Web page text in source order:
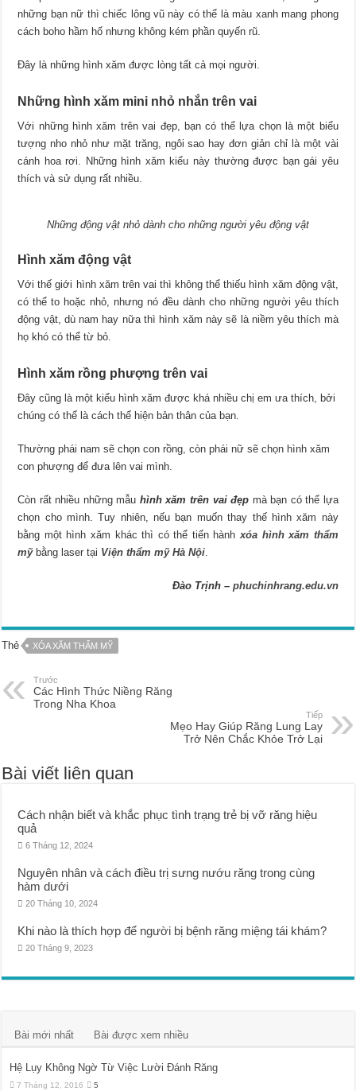
những bạn nữ thì chiếc lông vũ này có thể là màu xanh mang phong
cách boho hầm hố nhưng không kém phần quyến rũ.
Đây là những hình xăm được lòng tất cả mọi người.
Những hình xăm mini nhỏ nhắn trên vai
Với những hình xăm trên vai đẹp, bạn có thể lựa chọn là một biểu
tượng nho nhỏ như mặt trăng, ngôi sao hay đơn giản chỉ là một vài
cánh hoa rơi. Những hình xăm kiểu này thường được bạn gái yêu
thích và sử dụng rất nhiều.
Những động vật nhỏ dành cho những người yêu động vật
Hình xăm động vật
Với thế giới hình xăm trên vai thì không thể thiếu hình xăm động vật,
có thể to hoặc nhỏ, nhưng nó đều dành cho những người yêu thích
động vật, dù nam hay nữa thì hình xăm này sẽ là niềm yêu thích mà
họ khó có thể từ bỏ.
Hình xăm rồng phượng trên vai
Đây cũng là một kiểu hình xăm được khá nhiều chị em ưa thích, bởi
chúng có thể là cách thể hiện bản thân của bạn.
Thường phái nam sẽ chọn con rồng, còn phái nữ sẽ chọn hình xăm
con phượng để đưa lên vai mình.
Còn rất nhiều những mẫu hình xăm trên vai đẹp mà bạn có thể lựa
chọn cho mình. Tuy nhiên, nếu bạn muốn thay thế hình xăm này
bằng một hình xăm khác thì có thể tiến hànhxóa hình xăm thẩm
mỹbằng laser tại Viện thẩm mỹ Hà Nội.
Đào Trịnh – phuchinhrang.edu.vn
Thẻ XÓA XĂM THẨM MỸ
Trước
Các Hình Thức Niềng Răng
Trong Nha Khoa
Tiếp
Mẹo Hay Giúp Răng Lung Lay
Trở Nên Chắc Khỏe Trở Lại
Bài viết liên quan
Cách nhận biết và khắc phục tình trạng trẻ bị vỡ răng hiệu
quả
6 Tháng 12, 2024
Nguyên nhân và cách điều trị sưng nướu răng trong cùng
hàm dưới
20 Tháng 10, 2024
Khi nào là thích hợp để người bị bệnh răng miệng tái khám?
20 Tháng 9, 2023
Bài mới nhất Bài được xem nhiều
Hệ Lụy Không Ngờ Từ Việc Lười Đánh Răng
7 Tháng 12, 2016 5